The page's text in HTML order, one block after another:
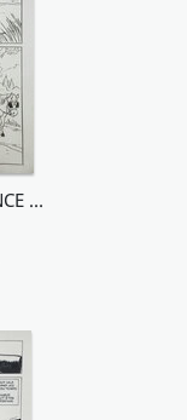
ALBERT LONDRES T1 PRINCE DES REPORTERS